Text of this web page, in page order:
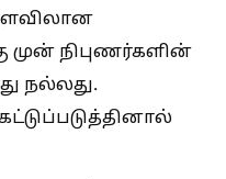
முன் நிபுணர்களின்
நல்லது.